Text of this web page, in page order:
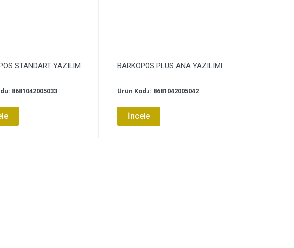
STANDART YAZILIM
8681042005033
BARKOPOS PLUS ANA YAZILIMI
Ürün Kodu: 8681042005042
İncele